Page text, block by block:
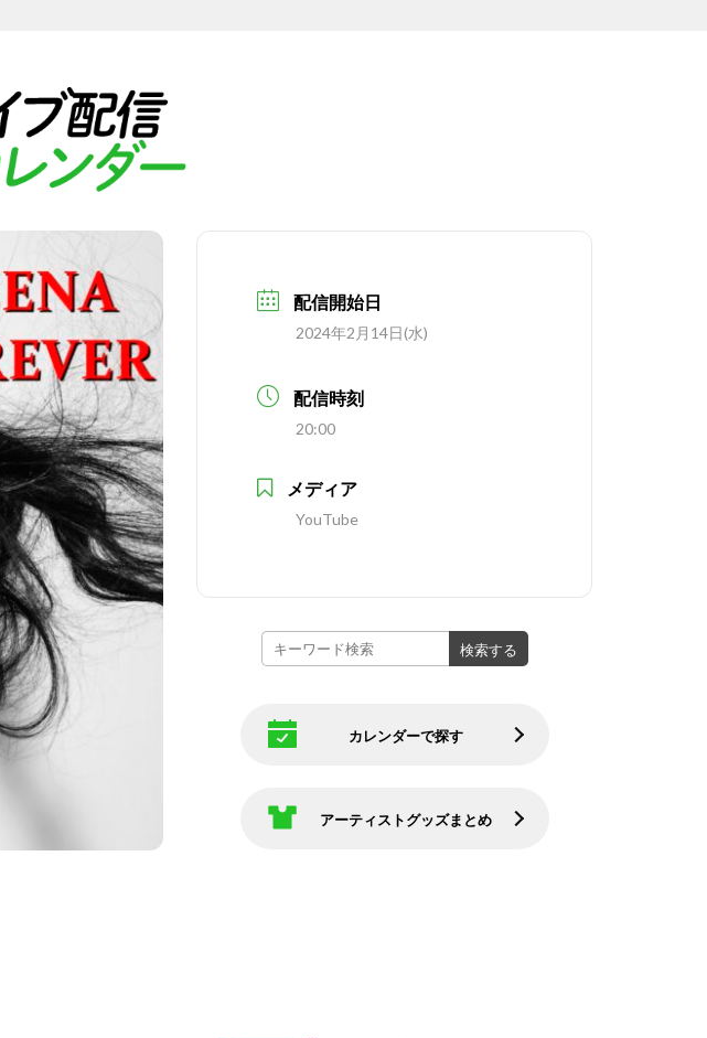
配信開始日
2024年2月14日(水)
配信時刻
20:00
メディア
YouTube
カレンダーで探す
アーティストグッズまとめ